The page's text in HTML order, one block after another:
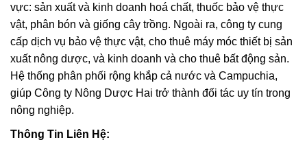
vực: sản xuất và kinh doanh hoá chất, thuốc bảo vệ thực
vật, phân bón và giống cây trồng. Ngoài ra, công ty cung
cấp dịch vụ bảo vệ thực vật, cho thuê máy móc thiết bị sản
xuất nông dược, và kinh doanh và cho thuê bất động sản.
Hệ thống phân phối rộng khắp cả nước và Campuchia,
giúp Công ty Nông Dược Hai trở thành đối tác uy tín trong
nông nghiệp.
Thông Tin Liên Hệ: